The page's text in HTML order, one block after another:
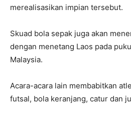
merealisasikan impian tersebut.
Skuad bola sepak juga akan
dengan menetang Laos pada
Malaysia.
Acara-acara lain membabitkan
futsal, bola keranjang, catur dan